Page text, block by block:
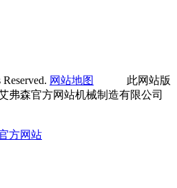
网站地图
此网站版
弗森官方网站机械制造有限公司